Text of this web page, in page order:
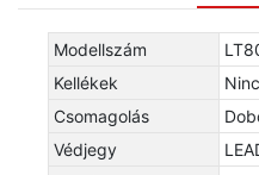
Modellszám
Kellékek
Csomagolás
Védjegy